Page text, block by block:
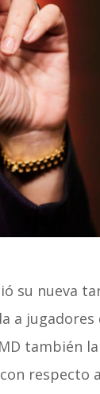
su nueva
a
también
respecto